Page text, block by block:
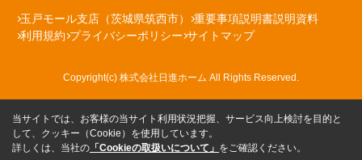
玉戸モール支店（茨城県筑西市）
重要事項説明書説明資料
利用規約 プライバシーポリシー サイトマップ
Copyright(c) 株式会社日進ホーム All Rights Reserved.
当サイトでは、お客様の当サイト利用状況把握、サービス向上検討を目的と
して、クッキー（Cookie）を使用しています。
詳しくは、当社の 「Cookieの取扱いについて」 をご確認ください。